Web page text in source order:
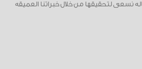
نسعى لتحقيقها من خلال خبراتنا العميقة